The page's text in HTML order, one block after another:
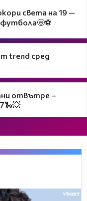
света на 19 —
trend сред
отвътре –